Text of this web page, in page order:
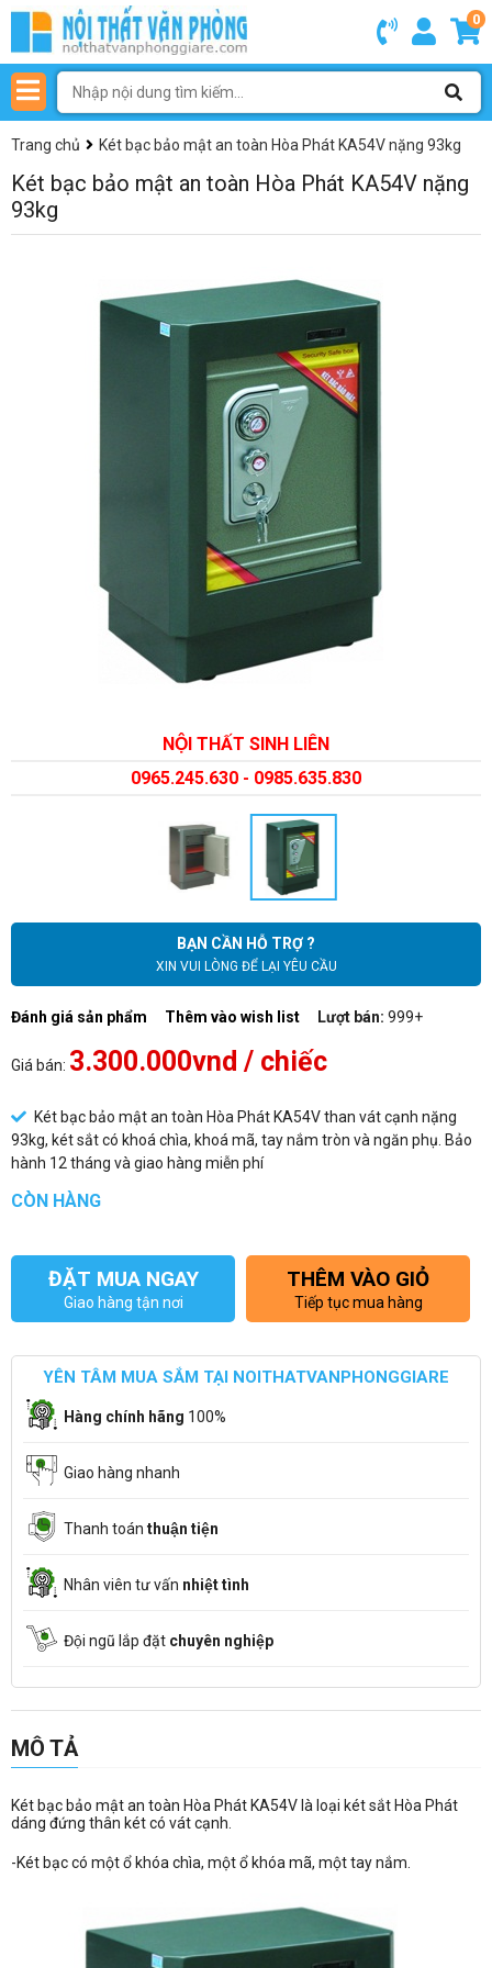
0
Trang chủ Két bạc bảo mật an toàn Hòa Phát KA54V nặng 93kg
Két bạc bảo mật an toàn Hòa Phát KA54V nặng
93kg
NỘI THẤT SINH LIÊN
0965.245.630 - 0985.635.830
BẠN CẦN HỖ TRỢ ?
XIN VUI LÒNG ĐỂ LẠI YÊU CẦU
Đánh giá sản phẩm Thêm vào wish list Lượt bán: 999+
Giá bán: 3.300.000vnd / chiếc
Két bạc bảo mật an toàn Hòa Phát KA54V than vát cạnh nặng
93kg, két sắt có khoá chìa, khoá mã, tay nắm tròn và ngăn phụ. Bảo
hành 12 tháng và giao hàng miễn phí
CÒN HÀNG
ĐẶT MUA NGAY
Giao hàng tận nơi
THÊM VÀO GIỎ
Tiếp tục mua hàng
YÊN TÂM MUA SẮM TẠI NOITHATVANPHONGGIARE
Hàng chính hãng 100%
Giao hàng nhanh
Thanh toán thuận tiện
Nhân viên tư vấn nhiệt tình
Đội ngũ lắp đặt chuyên nghiệp
MÔ TẢ
Két bạc bảo mật an toàn Hòa Phát KA54V là loại két sắt Hòa Phát
dáng đứng thân két có vát cạnh.
-Két bạc có một ổ khóa chìa, một ổ khóa mã, một tay nắm.